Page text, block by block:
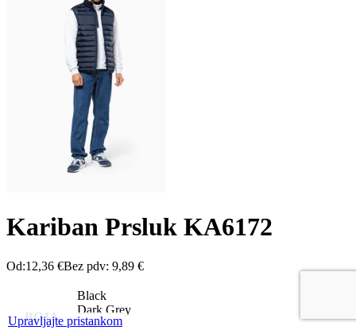
Kariban Prsluk KA6172
Od:12,36 €Bez pdv: 9,89 €
BOJA
Black
Dark Grey
Navy
Upravljajte pristankom